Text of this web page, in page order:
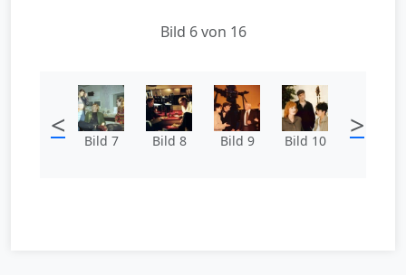
Bild 6 von 16
< Bild 7 Bild 8 Bild 9 Bild 10 >